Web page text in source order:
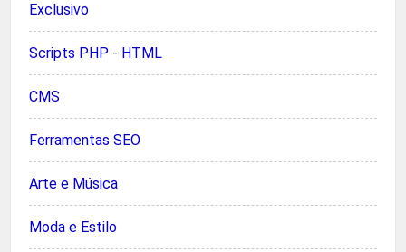
Exclusivo
Scripts PHP - HTML
CMS
Ferramentas SEO
Arte e Música
Moda e Estilo